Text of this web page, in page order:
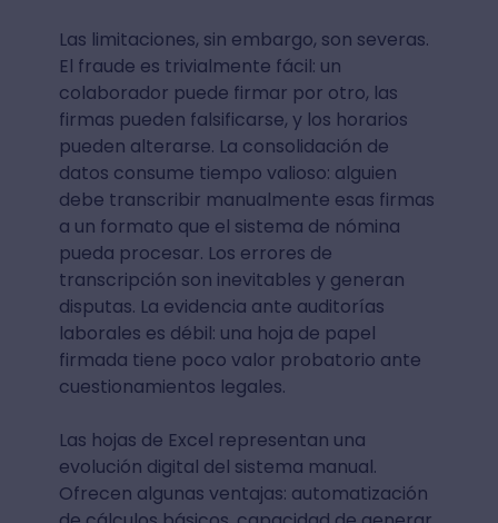
Las limitaciones, sin embargo, son severas.
El fraude es trivialmente fácil: un
colaborador puede firmar por otro, las
firmas pueden falsificarse, y los horarios
pueden alterarse. La consolidación de
datos consume tiempo valioso: alguien
debe transcribir manualmente esas firmas
a un formato que el sistema de nómina
pueda procesar. Los errores de
transcripción son inevitables y generan
disputas. La evidencia ante auditorías
laborales es débil: una hoja de papel
firmada tiene poco valor probatorio ante
cuestionamientos legales.
Las hojas de Excel representan una
evolución digital del sistema manual.
Ofrecen algunas ventajas: automatización